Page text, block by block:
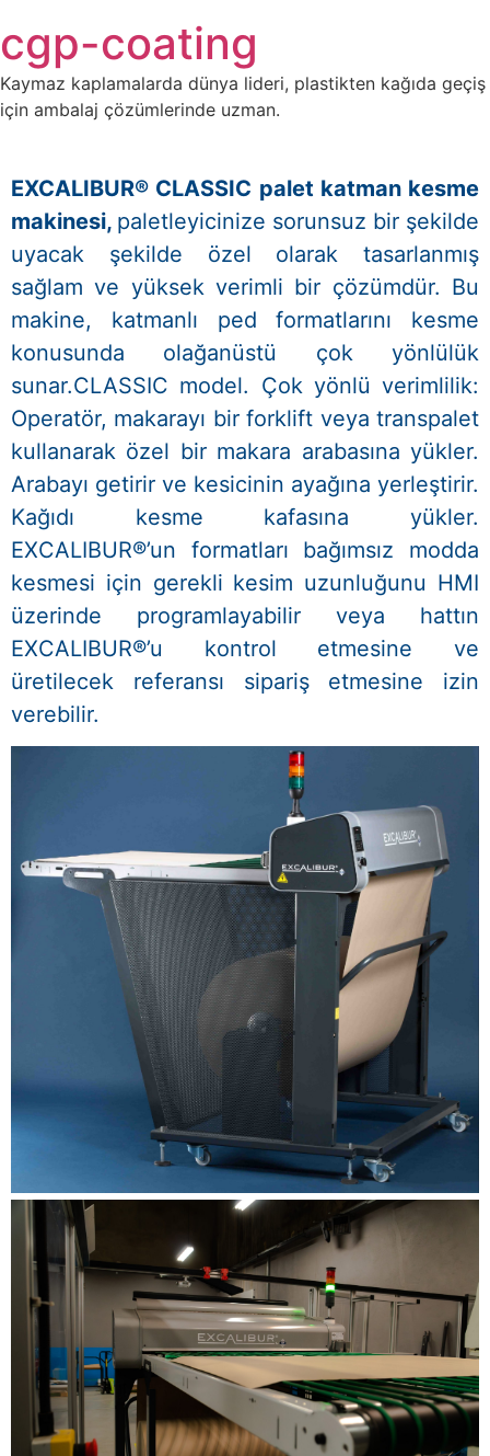
to
content
cgp-coating
Kaymaz kaplamalarda dünya lideri, plastikten kağıda geçiş
için ambalaj çözümlerinde uzman.
EXCALIBUR® CLASSIC palet katman kesme
makinesi, paletleyicinize sorunsuz bir şekilde
uyacak şekilde özel olarak tasarlanmış
sağlam ve yüksek verimli bir çözümdür. Bu
makine, katmanlı ped formatlarını kesme
konusunda olağanüstü çok yönlülük
sunar.CLASSIC model. Çok yönlü verimlilik:
Operatör, makarayı bir forklift veya transpalet
kullanarak özel bir makara arabasına yükler.
Arabayı getirir ve kesicinin ayağına yerleştirir.
Kağıdı kesme kafasına yükler.
EXCALIBUR®’un formatları bağımsız modda
kesmesi için gerekli kesim uzunluğunu HMI
üzerinde programlayabilir veya hattın
EXCALIBUR®’u kontrol etmesine ve
üretilecek referansı sipariş etmesine izin
verebilir.